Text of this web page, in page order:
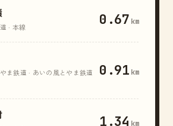
· 本線 0.67 km
ま鉄道 · あいの風とやま鉄道
0.91 km
1.34 km